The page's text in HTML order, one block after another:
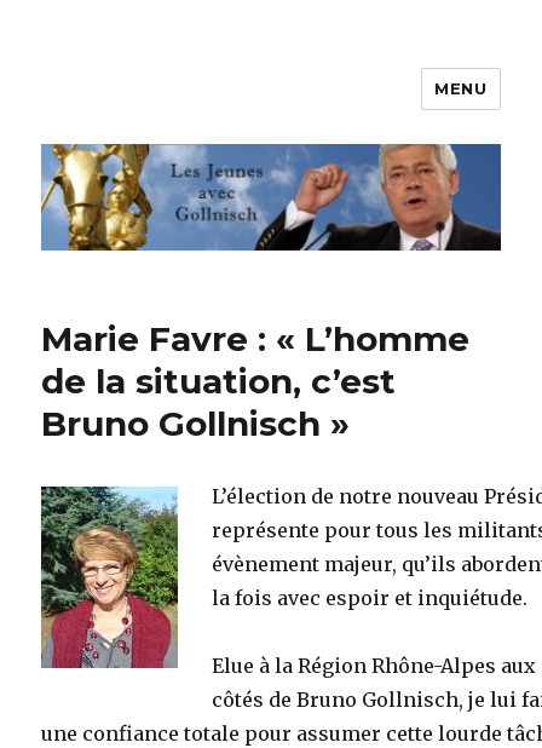
Les jeunes avec Gollnisch
MENU
Marie Favre : « L’homme
de la situation, c’est
Bruno Gollnisch »
L’élection de notre nouveau
représente pour tous les
évènement majeur, qu’ils
la fois avec espoir et inquiétude.
Elue à la Région Rhône-Alpes aux
côtés de Bruno Gollnisch, je lui
une confiance totale pour assumer cette lourde